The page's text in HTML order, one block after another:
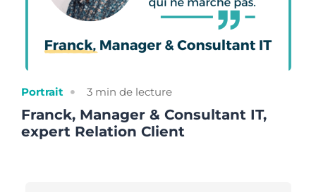
Portrait 3 min de lecture
Franck, Manager & Consultant IT,
expert Relation Client